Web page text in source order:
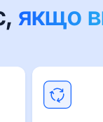
якщо